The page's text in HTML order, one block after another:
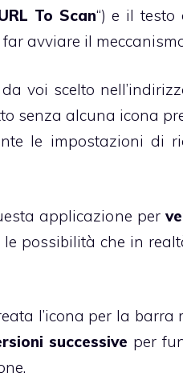
To Scan“) e il testo
avviare il
voi scelto
senza alcuna icona
le impostazioni di
applicazione per
possibilità che in
l’icona per la
successive per